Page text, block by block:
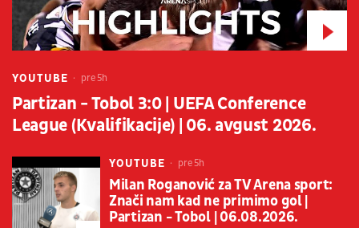
YOUTUBE pre 5h
Partizan - Tobol 3:0 | UEFA Conference
League (Kvalifikacije) | 06. avgust 2026.
YOUTUBE pre 5h
Milan Roganović za TV Arena sport:
Znači nam kad ne primimo gol |
Partizan - Tobol | 06.08.2026.